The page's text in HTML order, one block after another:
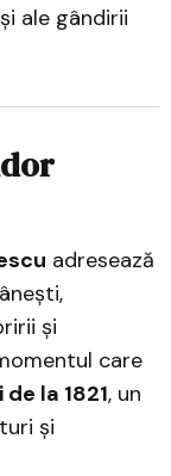
ale gândirii
adresează
și
care
la 1821, un
și